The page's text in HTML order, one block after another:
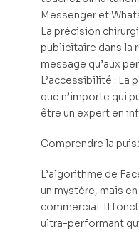
Messenger et
La précision
publicitaire dans la
message qu’aux
L’accessibilité :
que n’importe qui
être un expert en
Comprendre la
L’algorithme de
un mystère, mais
commercial. Il
ultra-performant